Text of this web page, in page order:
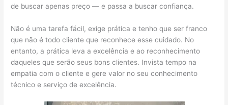
de buscar apenas preço — e passa a buscar confiança.
Não é uma tarefa fácil, exige prática e tenho que ser franco
que não é todo cliente que reconhece esse cuidado. No
entanto, a prática leva a excelência e ao reconhecimento
daqueles que serão seus bons clientes. Invista tempo na
empatia com o cliente e gere valor no seu conhecimento
técnico e serviço de excelência.